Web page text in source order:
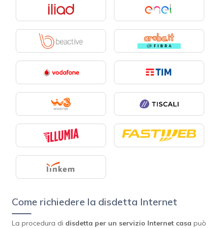
Come richiedere la disdetta Internet
La procedura di disdetta per un servizio Internet casa può